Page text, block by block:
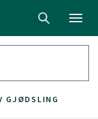
GJØDSLING